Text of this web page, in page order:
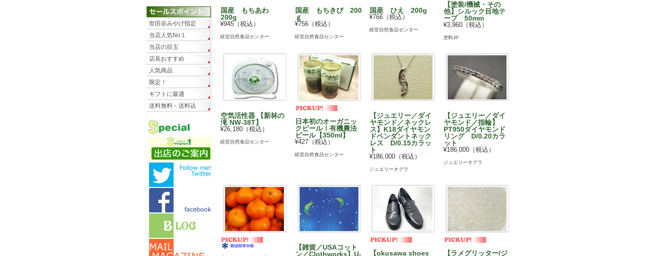
国産 もちあわ
200g
¥945（税込）
経堂自然食品センター
国産 もちきび 200
ｇ
¥756（税込）
経堂自然食品センター
国産 ひえ 200g
¥766（税込）
経堂自然食品センター
【塗装/機械・その
他】シルック目地テ
ープ 50mm
¥3,960（税込）
塗料JP
空気活性器 【新林の
滝 NW-38T】
¥26,180（税込）
経堂自然食品センター
日本初のオーガニッ
クビール！有機農法
ビール【350ml】
¥427（税込）
経堂自然食品センター
【ジュエリー／ダイ
ヤモンド／ネックレ
ス】K18ダイヤモン
ドペンダントネック
レス D/0.15カラッ
ト
¥186,000（税込）
ジュエリーオグラ
【ジュエリー／ダイ
ヤモンド／指輪】
PT950ダイヤモンド
リング D/0.20カラ
ット
¥186,000（税込）
ジュエリーオグラ
【雑貨／USAコット
ン／Clothworks】U-
【okusawa shoes
【ラメグリッター/ジ
世田谷みやげ指定
当店人気No１
当店の目玉
店長おすすめ
人気商品
限定！
ギフトに最適
送料無料・送料込